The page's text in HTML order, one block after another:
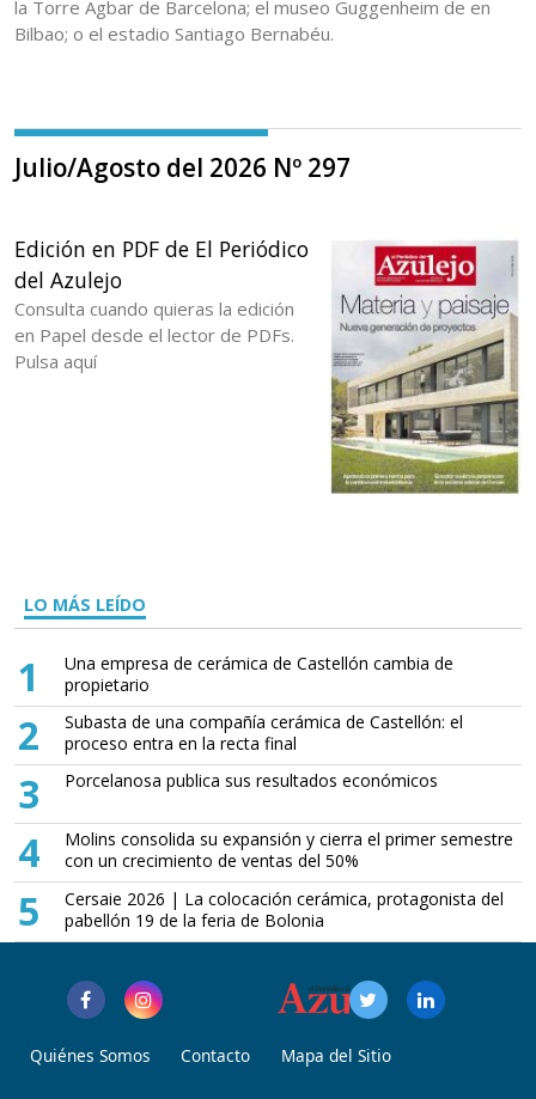
la Torre Agbar de Barcelona; el museo Guggenheim de en
Bilbao; o el estadio Santiago Bernabéu.
Julio/Agosto del 2026 Nº 297
Edición en PDF de El Periódico
del Azulejo
Consulta cuando quieras la edición
en Papel desde el lector de PDFs.
Pulsa aquí
LO MÁS LEÍDO
1
Una empresa de cerámica de Castellón cambia de
propietario
2
Subasta de una compañía cerámica de Castellón: el
proceso entra en la recta final
3 Porcelanosa publica sus resultados económicos
4
Molins consolida su expansión y cierra el primer semestre
con un crecimiento de ventas del 50%
5
Cersaie 2026 | La colocación cerámica, protagonista del
pabellón 19 de la feria de Bolonia
Quiénes Somos Contacto Mapa del Sitio